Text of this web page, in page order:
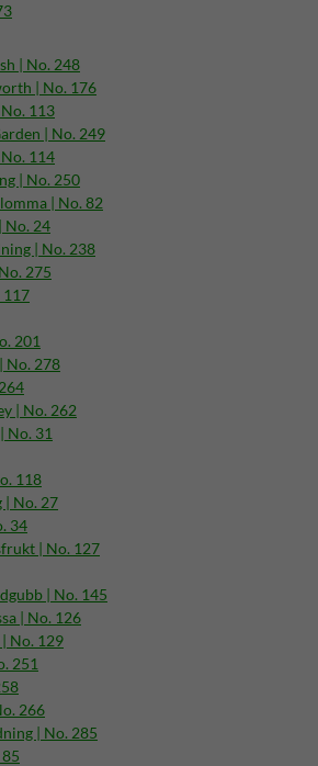
| No. 248
| No. 176
113
| No. 249
114
| No. 250
| No. 82
No. 24
| No. 238
275
117
201
No. 278
| No. 262
No. 31
118
| No. 27
34
| No. 127
| No. 145
| No. 126
No. 129
251
266
| No. 285